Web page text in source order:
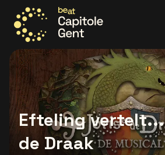
Allez à la page d'accueil
Efteling
de Draak